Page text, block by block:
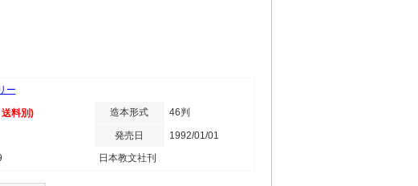
ー
料別) 造本形式 46判
発売日
1992/01/01
日本教文社刊